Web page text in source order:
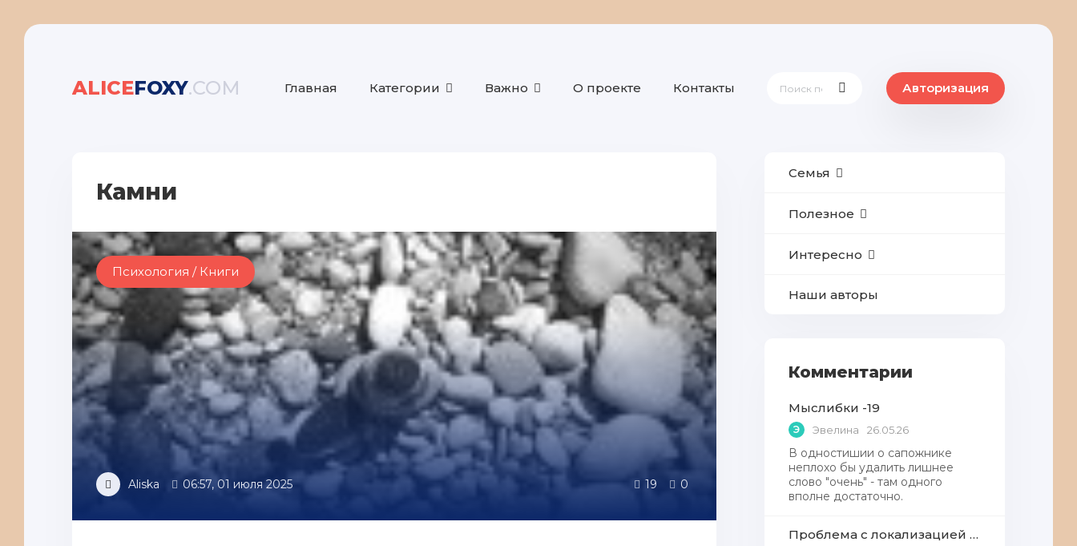
ALICEFOXY.COM Главная Категории Важно О проекте Контакты Авторизация
Камни
Психология / Книги
Aliska 06:57, 01 июля 2025 19 0
Семья
Полезное
Интересно
Наши авторы
Комментарии
Мыслибки -19
Э Эвелина 26.05.26
В одностишии о сапожнике
неплохо бы удалить лишнее
слово "очень" - там одного
вполне достаточно.
Проблема с локализацией языков Windows Defender, Microsoft Store в Windows 11